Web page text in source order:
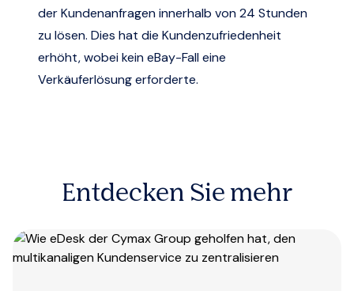
der Kundenanfragen innerhalb von 24 Stunden
zu lösen. Dies hat die Kundenzufriedenheit
erhöht, wobei kein eBay-Fall eine
Verkäuferlösung erforderte.
Entdecken Sie mehr